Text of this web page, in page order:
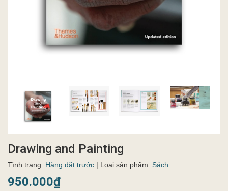
Drawing and Painting
Tình trạng: Hàng đặt trước | Loại sản phẩm: Sách
950.000₫